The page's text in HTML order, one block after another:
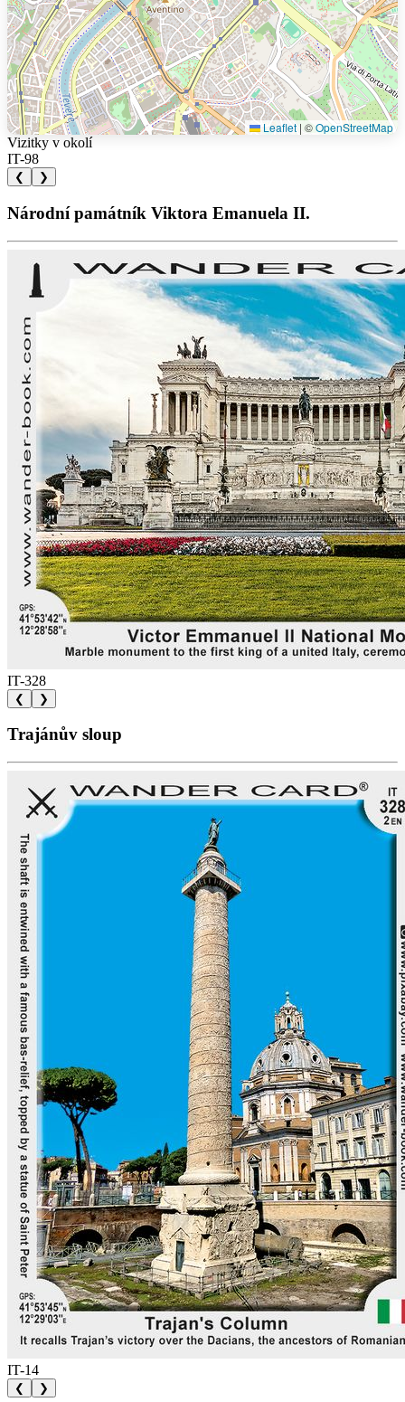
Leaflet | ©OpenStreetMap
Vizitky v okolí
IT-98
❮ ❯
Národní památník Viktora Emanuela II.
IT-328
❮ ❯
Trajánův sloup
IT-14
❮ ❯